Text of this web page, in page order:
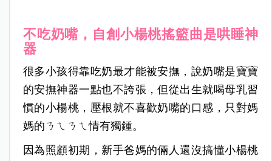
不吃奶嘴，自創小楊桃搖籃曲是哄睡神
器
很多小孩得靠吃奶最才能被安撫，說奶嘴是寶寶
的安撫神器一點也不誇張，但從出生就喝母乳習
慣的小楊桃，壓根就不喜歡奶嘴的口感，只對媽
媽的ㄋㄟㄋㄟ情有獨鍾。
因為照顧初期，新手爸媽的倆人還沒搞懂小楊桃